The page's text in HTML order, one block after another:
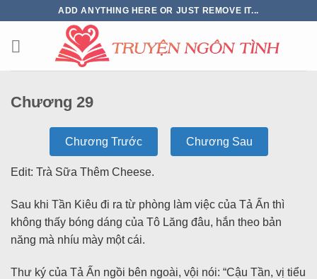
ADD ANYTHING HERE OR JUST REMOVE IT...
Chương 29
Chương Trước Chương Sau
Edit: Trà Sữa Thêm Cheese.
Sau khi Tần Kiêu đi ra từ phòng làm việc của Tả Ấn thì
không thấy bóng dáng của Tô Lăng đâu, hắn theo bản
năng mà nhíu mày một cái.
Thư ký của Tả Ấn ngồi bên ngoài, vội nói: “Cậu Tần, vị tiểu